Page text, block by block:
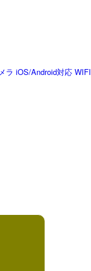
ラ iOS/Android対応 WIFI